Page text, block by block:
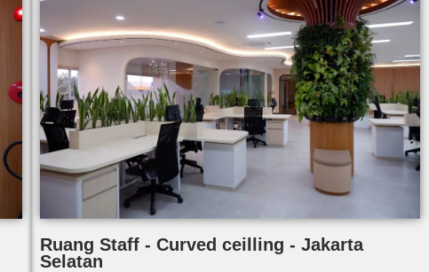
Ruang Staff - Curved ceilling - Jakarta
Selatan